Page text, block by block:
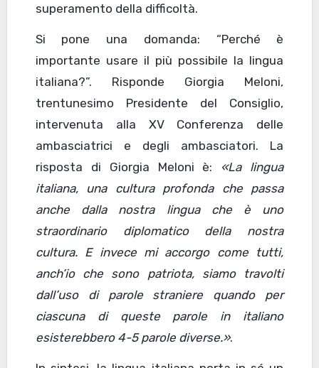
superamento della difficoltà.
Si pone una domanda: “Perché è
importante usare il più possibile la lingua
italiana?”. Risponde Giorgia Meloni,
trentunesimo Presidente del Consiglio,
intervenuta alla XV Conferenza delle
ambasciatrici e degli ambasciatori. La
risposta di Giorgia Meloni è: «La lingua
italiana, una cultura profonda che passa
anche dalla nostra lingua che è uno
straordinario diplomatico della nostra
cultura. E invece mi accorgo come tutti,
anch’io che sono patriota, siamo travolti
dall’uso di parole straniere quando per
ciascuna di queste parole in italiano
esisterebbero 4-5 parole diverse.».